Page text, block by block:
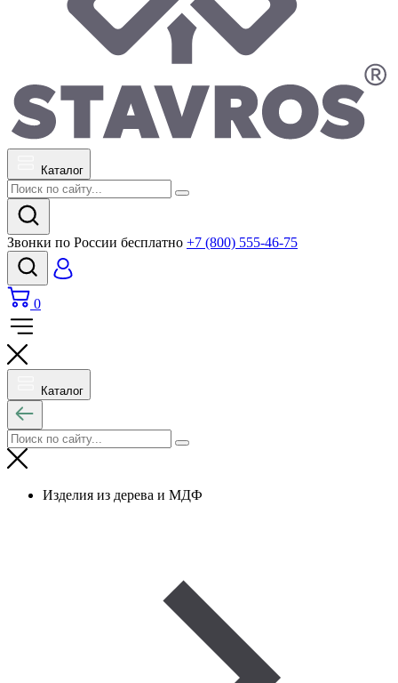
Каталог
Звонки по России бесплатно +7 (800) 555-46-75
0
Каталог
Изделия из дерева и МДФ